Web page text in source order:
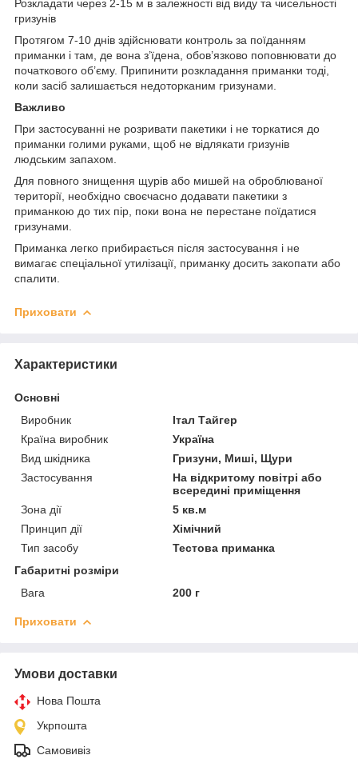
Розкладати через 2-15 м в залежності від виду та чисельності
гризунів
Протягом 7-10 днів здійснювати контроль за поїданням
приманки і там, де вона з’їдена, обов’язково поповнювати до
початкового об’єму. Припинити розкладання приманки тоді,
коли засіб залишається недоторканим гризунами.
Важливо
При застосуванні не розривати пакетики і не торкатися до
приманки голими руками, щоб не відлякати гризунів
людським запахом.
Для повного знищення щурів або мишей на оброблюваної
території, необхідно своєчасно додавати пакетики з
приманкою до тих пір, поки вона не перестане поїдатися
гризунами.
Приманка легко прибирається після застосування і не
вимагає спеціальної утилізації, приманку досить закопати або
спалити.
Приховати
Характеристики
Основні
Виробник
Італ Тайгер
Країна виробник
Україна
Вид шкідника
Гризуни, Миші, Щури
Застосування
На відкритому повітрі або
всередині приміщення
Зона дії
5 кв.м
Принцип дії
Хімічний
Тип засобу
Тестова приманка
Габаритні розміри
Вага
200 г
Приховати
Умови доставки
Нова Пошта
Укрпошта
Самовивіз